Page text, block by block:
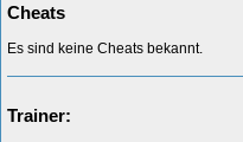
Cheats
Es sind keine Cheats bekannt.
Trainer: